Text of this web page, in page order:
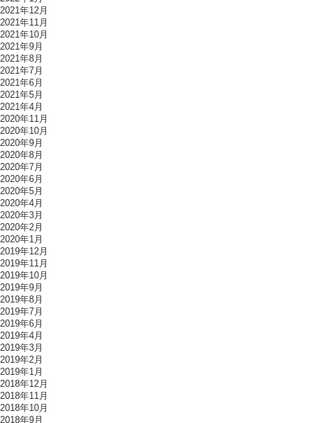
2021年12月
2021年11月
2021年10月
2021年9月
2021年8月
2021年7月
2021年6月
2021年5月
2021年4月
2020年11月
2020年10月
2020年9月
2020年8月
2020年7月
2020年6月
2020年5月
2020年4月
2020年3月
2020年2月
2020年1月
2019年12月
2019年11月
2019年10月
2019年9月
2019年8月
2019年7月
2019年6月
2019年4月
2019年3月
2019年2月
2019年1月
2018年12月
2018年11月
2018年10月
2018年9月